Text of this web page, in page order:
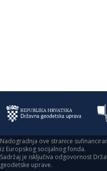
Nadogradnja ove stranice
iz Europskog socijalnog fonda.
Sadržaj je isključiva odgovornost
geodetske uprave.